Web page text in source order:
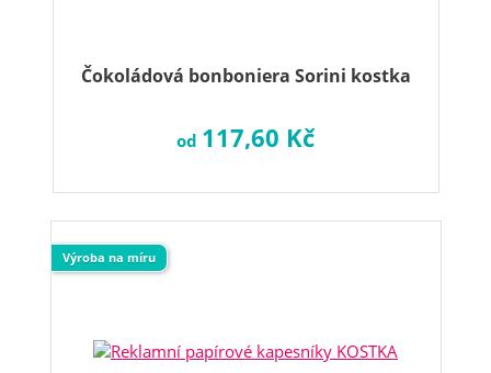
Čokoládová bonboniera Sorini kostka
od 117,60 Kč
Výroba na míru